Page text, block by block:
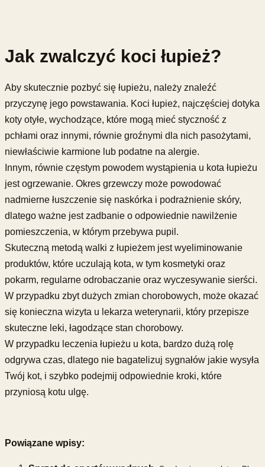
Jak zwalczyć koci łupież?
Aby skutecznie pozbyć się łupieżu, należy znaleźć
przyczynę jego powstawania. Koci łupież, najczęściej dotyka
koty otyłe, wychodzące, które mogą mieć styczność z
pchłami oraz innymi, równie groźnymi dla nich pasożytami,
niewłaściwie karmione lub podatne na alergie.
Innym, równie częstym powodem wystąpienia u kota łupieżu
jest ogrzewanie. Okres grzewczy może powodować
nadmierne łuszczenie się naskórka i podrażnienie skóry,
dlatego ważne jest zadbanie o odpowiednie nawilżenie
pomieszczenia, w którym przebywa pupil.
Skuteczną metodą walki z łupieżem jest wyeliminowanie
produktów, które uczulają kota, w tym kosmetyki oraz
pokarm, regularne odrobaczanie oraz wyczesywanie sierści.
W przypadku zbyt dużych zmian chorobowych, może okazać
się konieczna wizyta u lekarza weterynarii, który przepisze
skuteczne leki, łagodzące stan chorobowy.
W przypadku leczenia łupieżu u kota, bardzo dużą rolę
odgrywa czas, dlatego nie bagatelizuj sygnałów jakie wysyła
Twój kot, i szybko podejmij odpowiednie kroki, które
przyniosą kotu ulgę.
Powiązane wpisy: